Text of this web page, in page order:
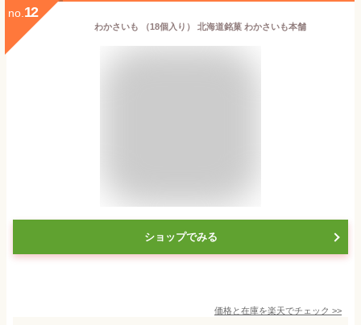
no. 12
わかさいも （18個入り） 北海道銘菓 わかさいも本舗
ショップでみる
価格と在庫を楽天でチェック >>